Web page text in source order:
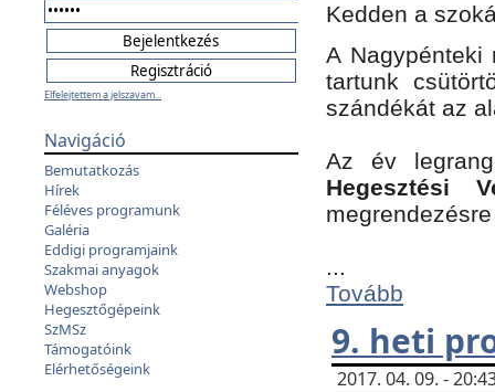
Elfelejtettem a jelszavam...
Navigáció
Bemutatkozás
Hírek
Féléves programunk
Galéria
Eddigi programjaink
Szakmai anyagok
Webshop
Hegesztőgépeink
SzMSz
Támogatóink
Elérhetőségeink
Kedden a
A Nagypénteki
tartunk
szándékát az
Az év
Hegesztési
...
Tovább
9. heti
2017. 04. 09. -